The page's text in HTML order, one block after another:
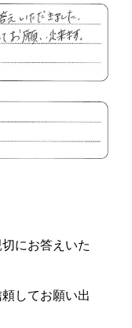
にお答えいた
してお願い出